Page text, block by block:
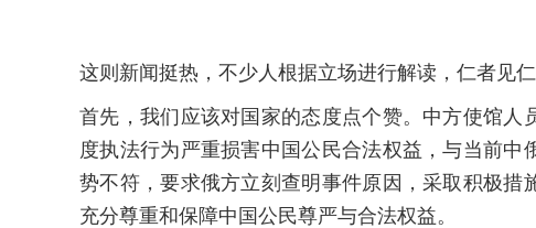
这则新闻挺热，不少人根据立场进行解读，仁者见仁
首先，我们应该对国家的态度点个赞。中方使馆
度执法行为严重损害中国公民合法权益，与当前
势不符，要求俄方立刻查明事件原因，采取积极措
充分尊重和保障中国公民尊严与合法权益。